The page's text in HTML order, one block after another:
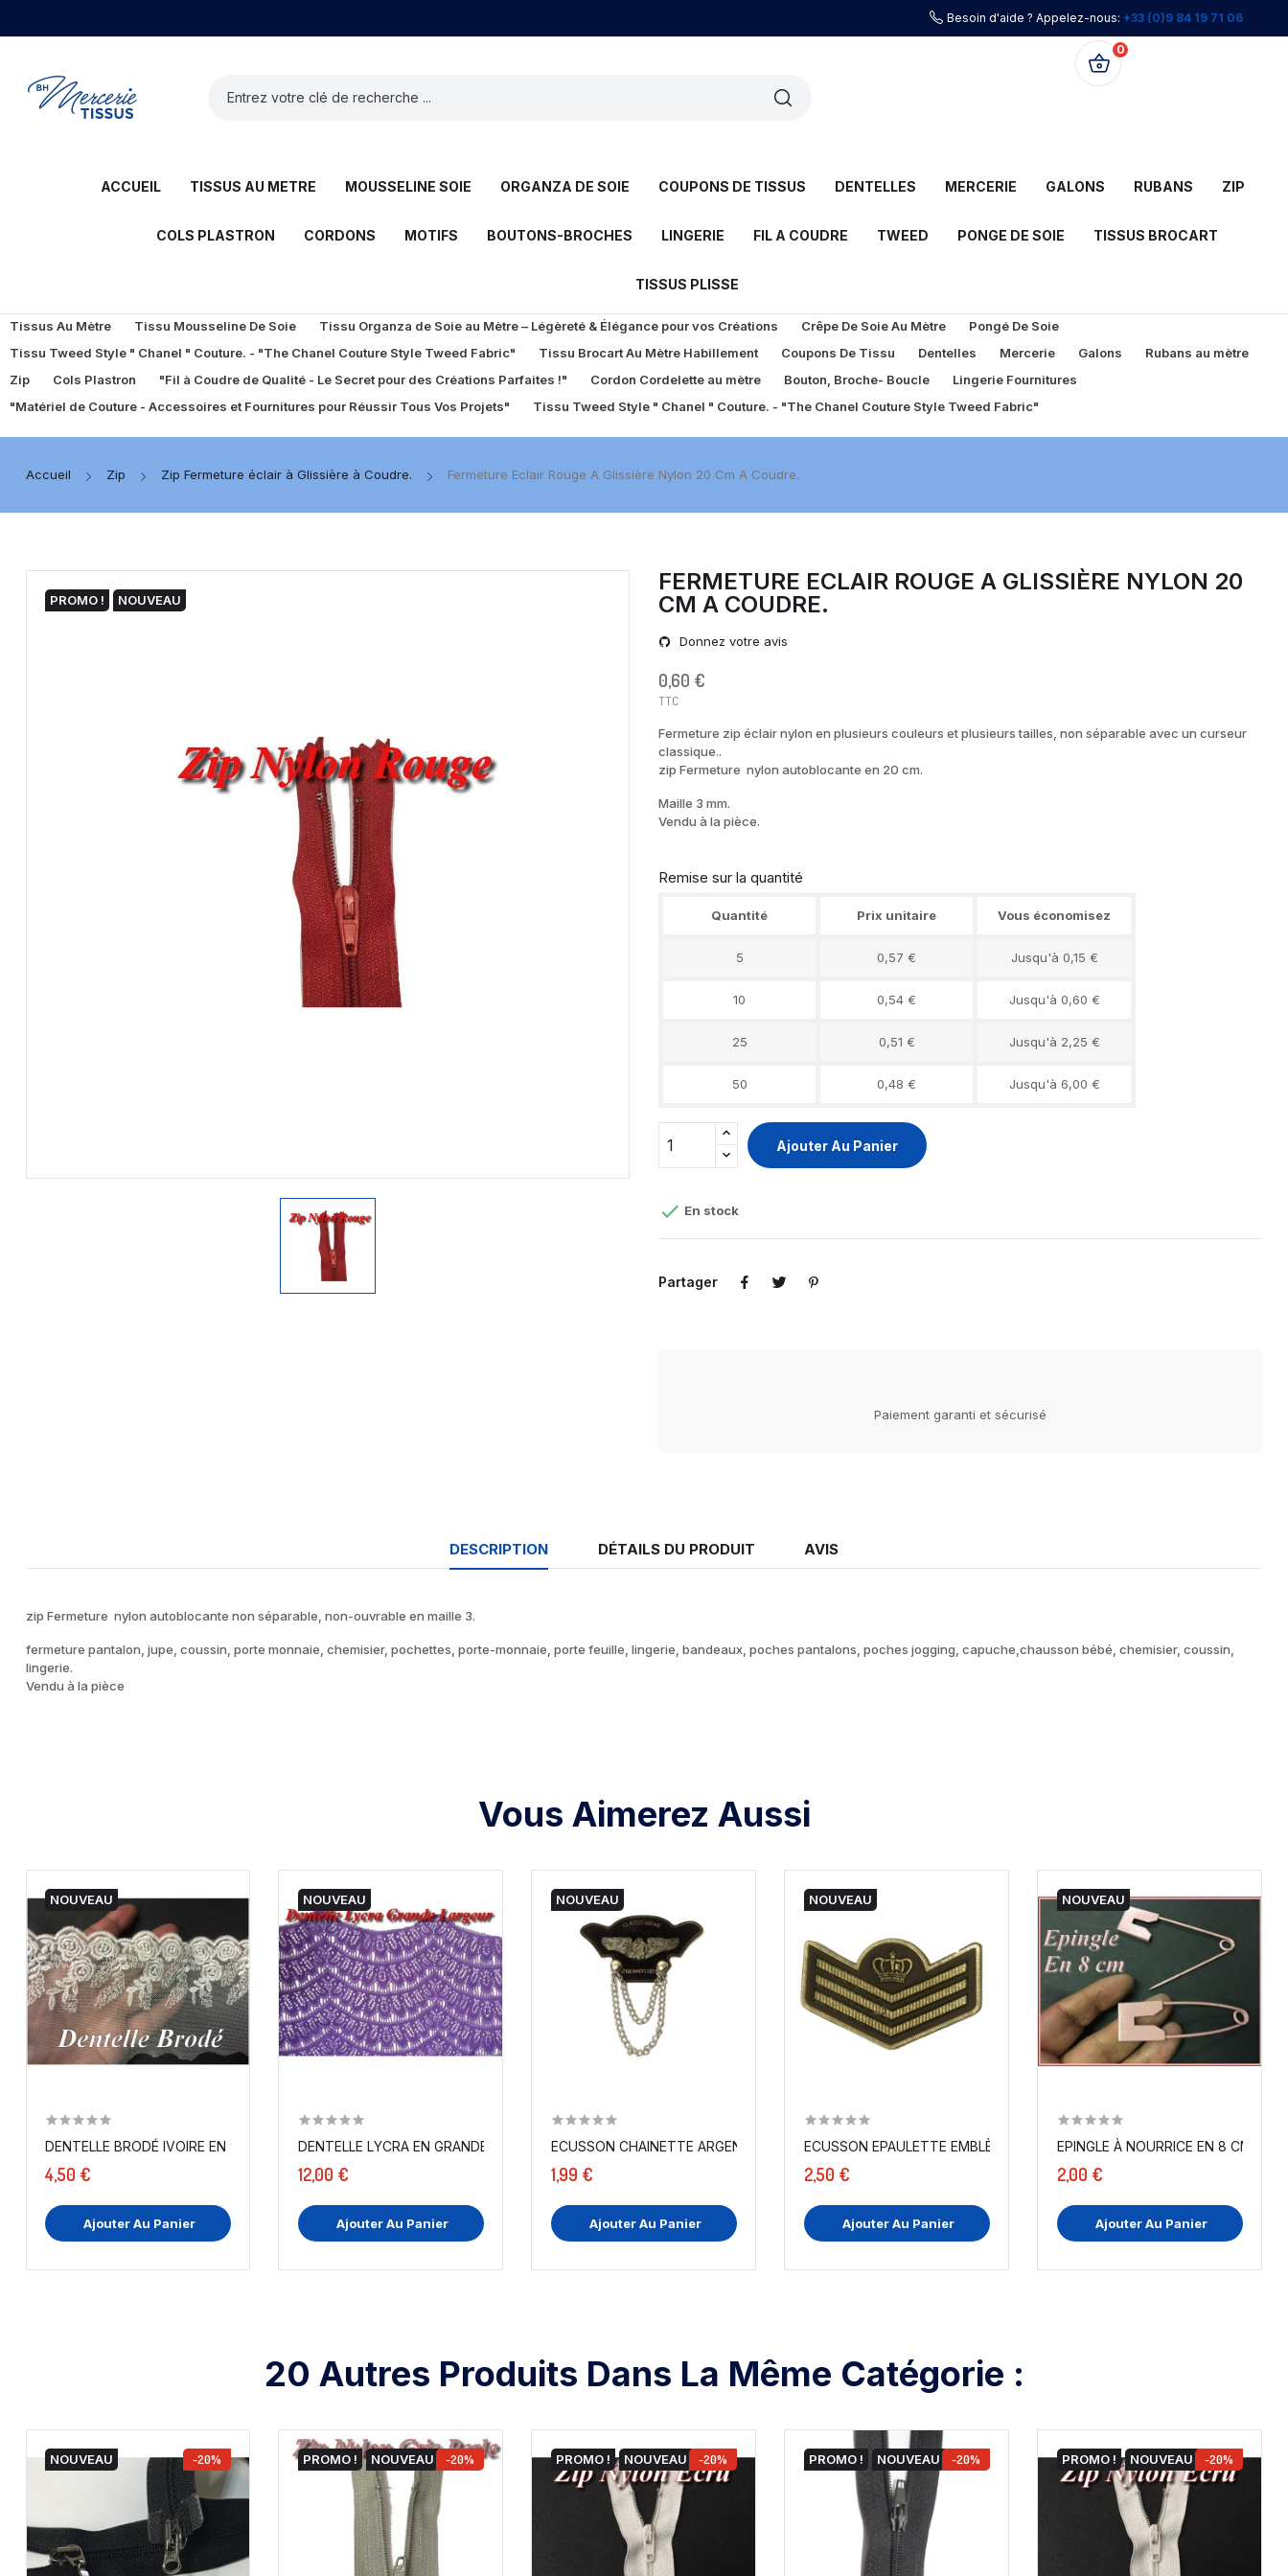
Besoin d'aide ? Appelez-nous: +33 (0)9 84 19 71 06
0
ACCUEIL TISSUS AU METRE MOUSSELINE SOIE ORGANZA DE SOIE COUPONS DE TISSUS DENTELLES MERCERIE GALONS RUBANS ZIP
COLS PLASTRON CORDONS MOTIFS BOUTONS-BROCHES LINGERIE FIL A COUDRE TWEED PONGE DE SOIE TISSUS BROCART
TISSUS PLISSE
Tissus Au Mètre Tissu Mousseline De Soie Tissu Organza de Soie au Mètre – Légèreté & Élégance pour vos Créations Crêpe De Soie Au Mètre
Pongé De Soie
Tissu Tweed Style " Chanel " Couture. - "The Chanel Couture Style Tweed Fabric"
Tissu Brocart Au Mètre Habillement Coupons De Tissu Dentelles Mercerie Galons
Rubans au mètre
Zip
Cols Plastron "Fil à Coudre de Qualité - Le Secret pour des Créations Parfaites !" Cordon Cordelette au mètre Bouton, Broche- Boucle
Lingerie Fournitures
"Matériel de Couture - Accessoires et Fournitures pour Réussir Tous Vos Projets"
Tissu Tweed Style " Chanel " Couture. - "The Chanel Couture Style Tweed Fabric"
Accueil Zip Zip Fermeture éclair à Glissière à Coudre. Fermeture Eclair Rouge A Glissière Nylon 20 Cm A Coudre.
PROMO ! NOUVEAU
FERMETURE ECLAIR ROUGE A GLISSIÈRE NYLON 20
CM A COUDRE.
Donnez votre avis
0,60 €
TTC
Fermeture zip éclair nylon en plusieurs couleurs et plusieurs tailles, non séparable avec un curseur
classique..
zip Fermeture nylon autoblocante en 20 cm.
Maille 3 mm.
Vendu à la pièce.
Remise sur la quantité
Quantité Prix unitaire Vous économisez
5 0,57 € Jusqu'à 0,15 €
10 0,54 € Jusqu'à 0,60 €
25 0,51 € Jusqu'à 2,25 €
50 0,48 € Jusqu'à 6,00 €
Ajouter Au Panier
 En stock
Partager
Paiement garanti et sécurisé
DESCRIPTION DÉTAILS DU PRODUIT AVIS
zip Fermeture nylon autoblocante non séparable, non-ouvrable en maille 3.
fermeture pantalon, jupe, coussin, porte monnaie, chemisier, pochettes, porte-monnaie, porte feuille, lingerie, bandeaux, poches pantalons, poches jogging, capuche,chausson bébé, chemisier, coussin,
lingerie.
Vendu à la pièce
Vous Aimerez Aussi
NOUVEAU
DENTELLE BRODÉ IVOIRE EN 9 CM SUR RÉSILLE TULLE...
4,50 €
Ajouter Au Panier
NOUVEAU
DENTELLE LYCRA EN GRANDE LARGEUR COULEUR VIOLET...
12,00 €
Ajouter Au Panier
NOUVEAU
ECUSSON CHAINETTE ARGENT
1,99 €
Ajouter Au Panier
NOUVEAU
ECUSSON EPAULETTE EMBLÈME MILITAIRE A COUDRE
2,50 €
Ajouter Au Panier
NOUVEAU
EPINGLE À NOURRICE EN 8 CM
2,00 €
Ajouter Au Panier
20 Autres Produits Dans La Même Catégorie :
NOUVEAU -20% PROMO ! NOUVEAU -20% PROMO ! NOUVEAU -20% PROMO ! NOUVEAU -20% PROMO ! NOUVEAU -20%